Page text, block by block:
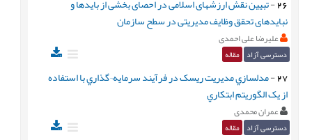
26
-تبیین نقش ارزشهای اسلامی در احصای بخشی از بایدها و
نبایدهای تحقق وظایف مدیریتی در سطح سازمان
علیرضا علی احمدی
دسترسی آزاد مقاله
27
-مدلسازي مديريت ريسک در فرآيند سرمايه¬گذاري با استفاده
از يک الگوريتم ابتکاري
عمران محمدی
دسترسی آزاد مقاله